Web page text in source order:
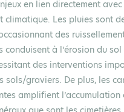
en lien directement
climatique. Les pluies sont
des
conduisent à l’érosion du
des interventions
sols/graviers. De plus, les
amplifient